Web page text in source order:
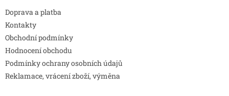
Doprava a platba
Kontakty
Obchodní podmínky
Hodnocení obchodu
Podmínky ochrany osobních údajů
Reklamace, vrácení zboží, výměna